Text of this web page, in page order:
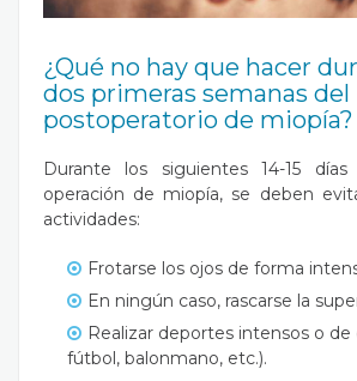
¿Qué no hay que hacer
dos primeras semanas del
postoperatorio de miopía?
Durante los siguientes 14-15
operación de miopía, se deben
actividades:
Frotarse los ojos de forma
En ningún caso, rascarse la
Realizar deportes intensos o
fútbol, balonmano, etc.).